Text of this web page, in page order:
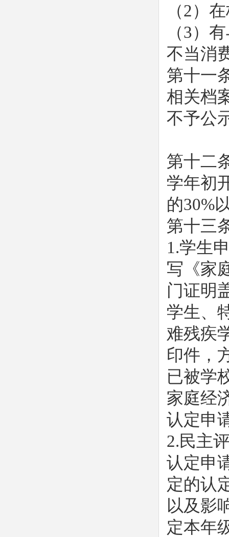
（2）
（3）
不当消
第十一
相关档
不予公
第十二
学年初
的30%
第十三
1.学生
写《家
门证明
学生、
难残疾
印件，
已被学
家庭经
认定申
2.民主
认定申
定的认
以及影
定本年